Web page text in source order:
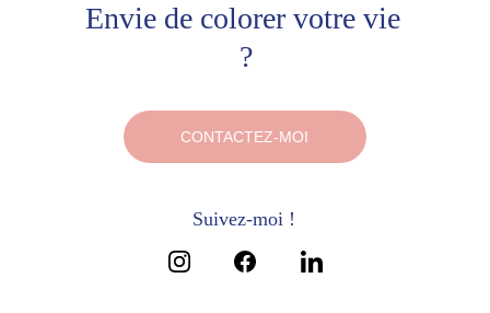
Envie de colorer votre vie
?
CONTACTEZ-MOI
Suivez-moi !